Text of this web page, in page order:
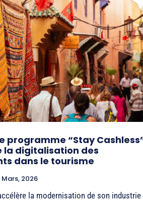
programme “Stay
la digitalisation des
dans le tourisme
Mars, 2026
la modernisation de son industrie